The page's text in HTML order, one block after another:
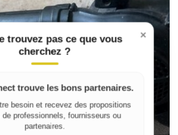
McCulloch GB 322
×
trouvez pas ce que vous
cherchez ?
trouve les bons partenaires.
besoin et recevez des propositions
de professionnels, fournisseurs ou
partenaires.